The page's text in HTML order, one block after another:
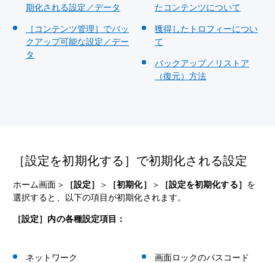
期化される設定／データ
［コンテンツ管理］でバッ
クアップ可能な設定／デー
タ
たコンテンツについて
獲得したトロフィーについ
て
バックアップ／リストア
（復元）方法
［設定を初期化する］で初期化される設定
ホーム画面＞ ［設定］ ＞ ［初期化］ ＞ ［設定を初期化する］ を
選択すると、以下の項目が初期化されます。
［設定］内の各種設定項目：
ネットワーク 画面ロックのパスコード